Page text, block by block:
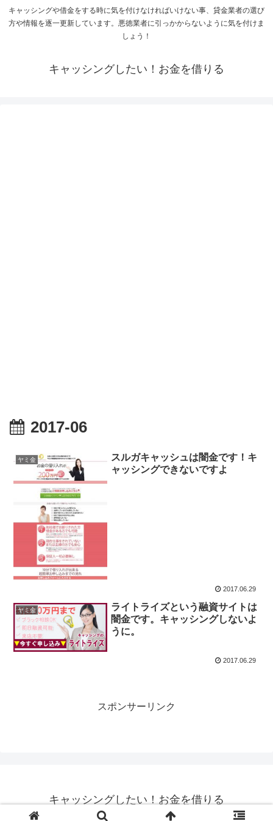
キャッシングや借金をする時に気を付けなければいけない事、貸金業者の選び
方や情報を逐一更新しています。悪徳業者に引っかからないように気を付けま
しょう！
キャッシングしたい！お金を借りる
2017-06
ヤミ金
スルガキャッシュは闇金です！キ
ャッシングできないですよ
2017.06.29
ヤミ金
ライトライズという融資サイトは
闇金です。キャッシングしないよ
うに。
2017.06.29
スポンサーリンク
キャッシングしたい！お金を借りる
© 2013 キャッシングしたい！お金を借りる.